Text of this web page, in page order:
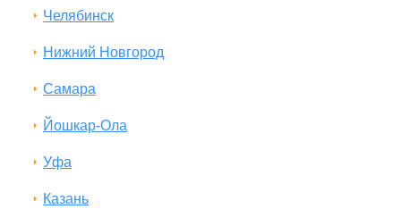
Челябинск
Нижний Новгород
Самара
Йошкар-Ола
Уфа
Казань